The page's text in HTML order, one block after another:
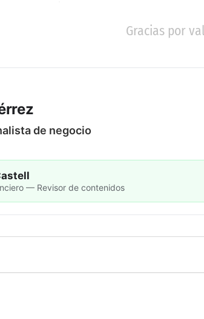
Gracias por
de negocio
— Revisor de contenidos